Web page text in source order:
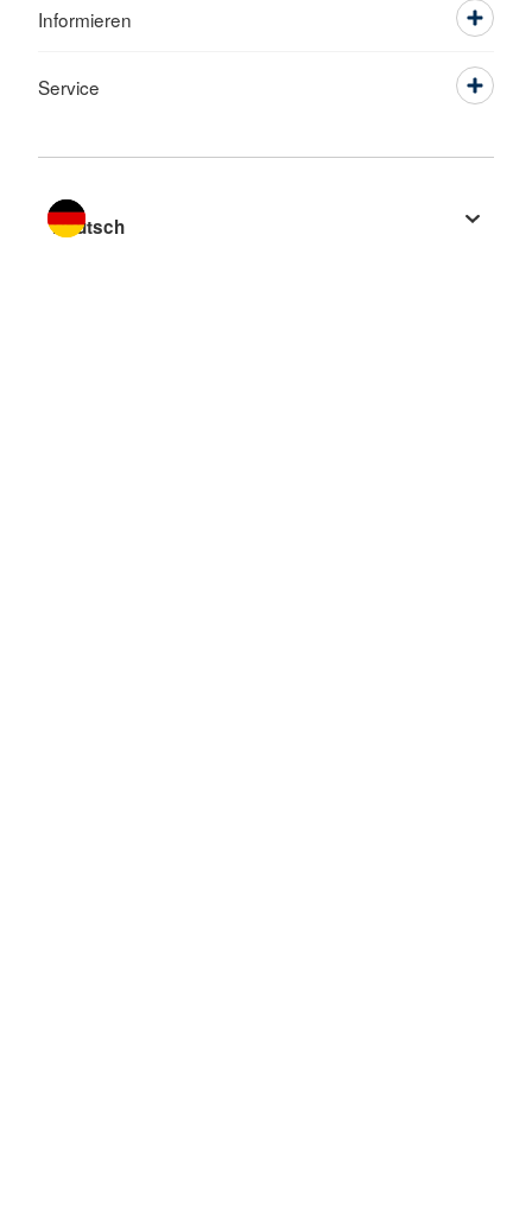
Informieren
Service
Sprache wechseln zu